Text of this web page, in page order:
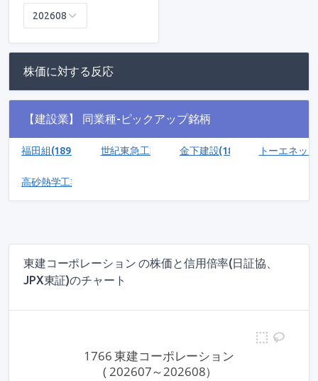
株価に対する反応
【建設業】 同業種-ピックアップ銘柄
福田組(1899) 世紀東急工業(1898)金下建設(1897) トーエネッ
高砂熱学工業(1969)
東建コーポレーション の株価と信用倍率(日証協、
JPX東証)のチャート
1766 東建コーポレーション
( 202607～202608）